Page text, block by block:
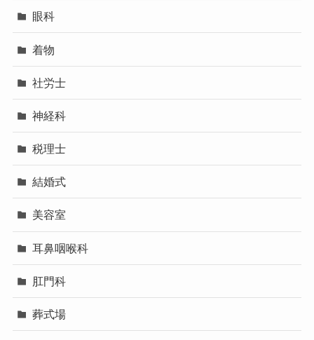
眼科
着物
社労士
神経科
税理士
結婚式
美容室
耳鼻咽喉科
肛門科
葬式場